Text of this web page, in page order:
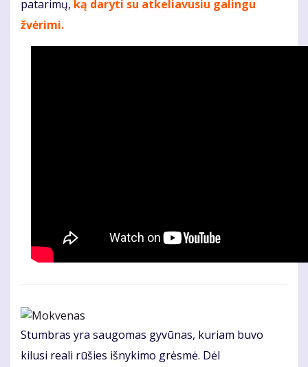
patarimų, ką daryti su atkeliavusiu galingu
žvėrimi.
Stumbras yra saugomas gyvūnas, kuriam buvo
kilusi reali rūšies išnykimo grėsmė. Dėl